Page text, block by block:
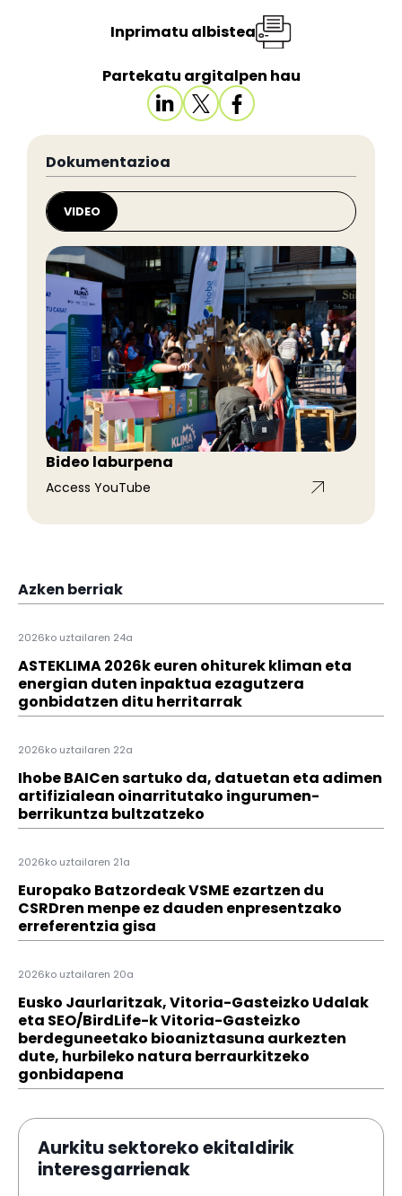
Partekatu argitalpen hau
Inprimatu albistea
Dokumentazioa
VIDEO
Bideo laburpena
Access YouTube
Azken berriak
2026ko uztailaren 24a
ASTEKLIMA 2026k euren ohiturek kliman eta
energian duten inpaktua ezagutzera
gonbidatzen ditu herritarrak
2026ko uztailaren 22a
Ihobe BAICen sartuko da, datuetan eta adimen
artifizialean oinarritutako ingurumen-
berrikuntza bultzatzeko
2026ko uztailaren 21a
Europako Batzordeak VSME ezartzen du
CSRDren menpe ez dauden enpresentzako
erreferentzia gisa
2026ko uztailaren 20a
Eusko Jaurlaritzak, Vitoria-Gasteizko Udalak
eta SEO/BirdLife-k Vitoria-Gasteizko
berdeguneetako bioaniztasuna aurkezten
dute, hurbileko natura berraurkitzeko
gonbidapena
Aurkitu sektoreko ekitaldirik
interesgarrienak